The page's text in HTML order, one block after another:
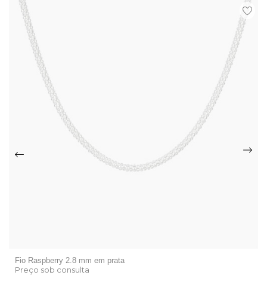
Fio Raspberry 2.8 mm em prata
Preço sob consulta